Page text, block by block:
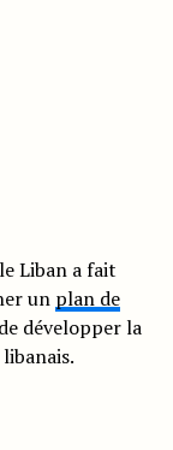
Liban a fait
un plan de
développer la